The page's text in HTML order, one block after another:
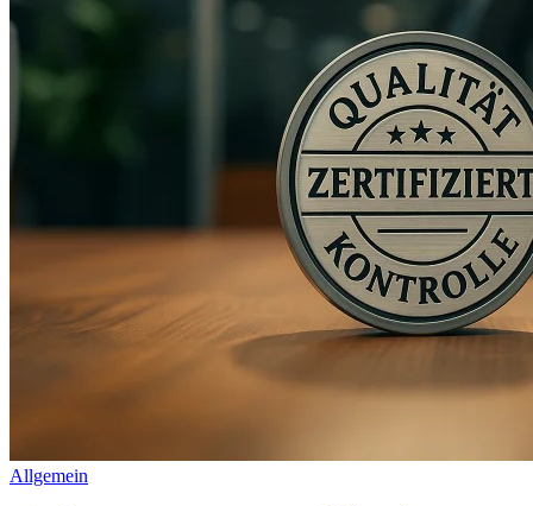
Allgemein